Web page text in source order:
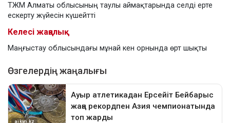
ТЖМ Алматы облысының таулы аймақтарында селді ерте
ескерту жүйесін күшейтті
Келесі жаңалық
Маңғыстау облысындағы мұнай кен орнында өрт шықты